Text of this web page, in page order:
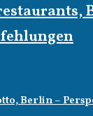
Berlin –